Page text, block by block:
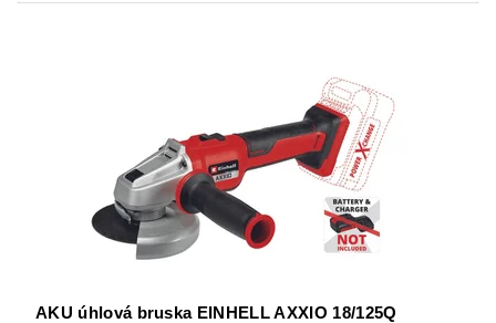
AKU úhlová bruska EINHELL AXXIO 18/125Q